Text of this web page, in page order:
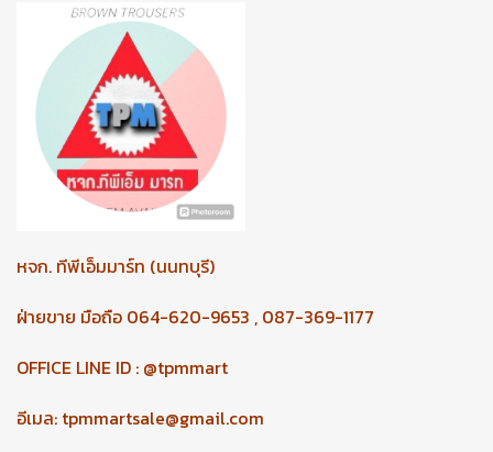
หจก. ทีพีเอ็มมาร์ท (นนทบุรี)
ฝ่ายขาย มือถือ 064-620-9653 , 087-369-1177
OFFICE LINE ID : @tpmmart
อีเมล: tpmmartsale@gmail.com